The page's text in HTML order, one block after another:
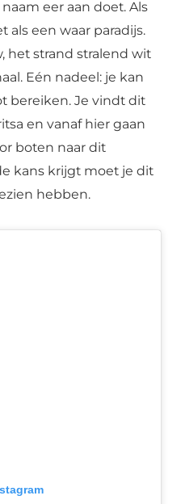
eer aan doet. Als
als een waar paradijs.
het strand stralend wit
Eén nadeel: je kan
bereiken. Je vindt dit
en vanaf hier gaan
boten naar dit
kans krijgt moet je dit
hebben.